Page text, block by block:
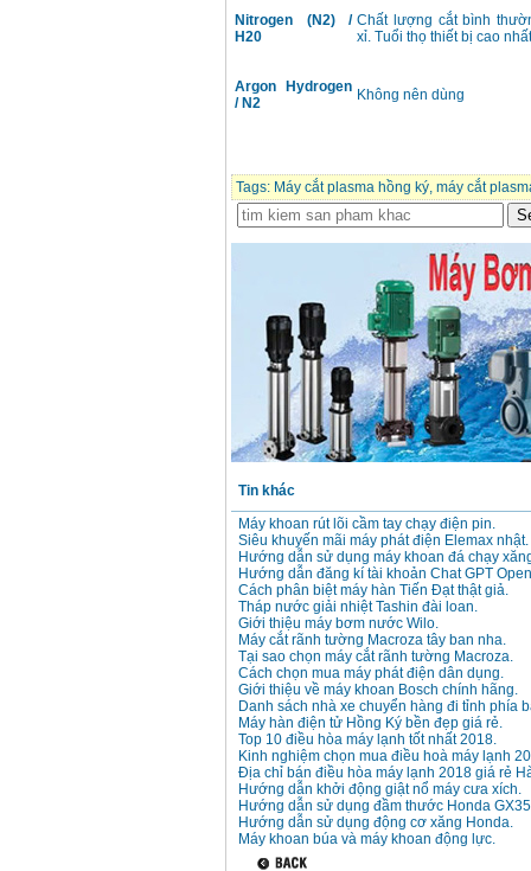
Nitrogen (N2) /
H20
Chất lượng cắt bình
xỉ. Tuổi thọ thiết bị cao nhất
Argon Hydrogen
/ N2
Không nên dùng
Tags: Máy cắt plasma hồng ký, máy cắt
Tin khác
Máy khoan rút lõi cầm tay chạy điện pin.
Siêu khuyến mãi máy phát điện Elemax nhật.
Hướng dẫn sử dụng máy khoan đá chạy
Hướng dẫn đăng kí tài khoản Chat GPT
Cách phân biệt máy hàn Tiến Đạt thật giả.
Tháp nước giải nhiệt Tashin đài loan.
Giới thiệu máy bơm nước Wilo.
Máy cắt rãnh tường Macroza tây ban nha.
Tại sao chọn máy cắt rãnh tường Macroza.
Cách chọn mua máy phát điện dân dụng.
Giới thiệu về máy khoan Bosch chính hãng.
Danh sách nhà xe chuyển hàng đi tỉnh phía
Máy hàn điện tử Hồng Ký bền đẹp giá rẻ.
Top 10 điều hòa máy lạnh tốt nhất 2018.
Kinh nghiệm chọn mua điều hoà máy lạnh
Địa chỉ bán điều hòa máy lạnh 2018 giá rẻ
Hướng dẫn khởi động giật nổ máy cưa xích.
Hướng dẫn sử dụng đầm thước Honda
Hướng dẫn sử dụng động cơ xăng Honda.
Máy khoan búa và máy khoan động lực.